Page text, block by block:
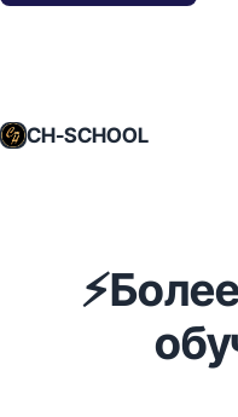
CH-SCHOOL